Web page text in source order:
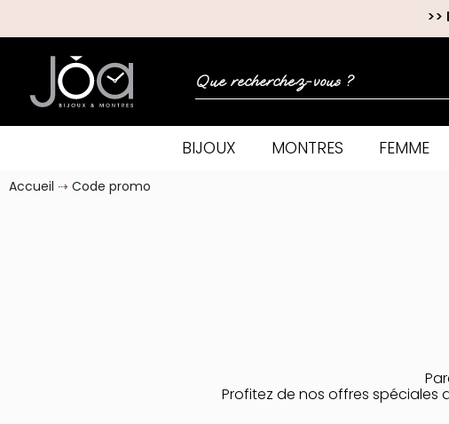
>>
BIJOUX MONTRES FEMME
Accueil Code promo
Profitez de nos offres spéciales